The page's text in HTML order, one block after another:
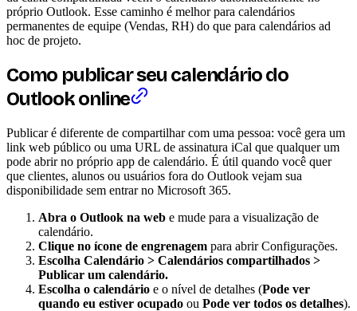
próprio Outlook. Esse caminho é melhor para calendários
permanentes de equipe (Vendas, RH) do que para calendários ad
hoc de projeto.
Como publicar seu calendário do
Outlook online
Publicar é diferente de compartilhar com uma pessoa: você gera um
link web público ou uma URL de assinatura iCal que qualquer um
pode abrir no próprio app de calendário. É útil quando você quer
que clientes, alunos ou usuários fora do Outlook vejam sua
disponibilidade sem entrar no Microsoft 365.
Abra o Outlook na web e mude para a visualização de
calendário.
Clique no ícone de engrenagem para abrir Configurações.
Escolha Calendário > Calendários compartilhados >
Publicar um calendário.
Escolha o calendário e o nível de detalhes (Pode ver
quando eu estiver ocupado ou Pode ver todos os detalhes).